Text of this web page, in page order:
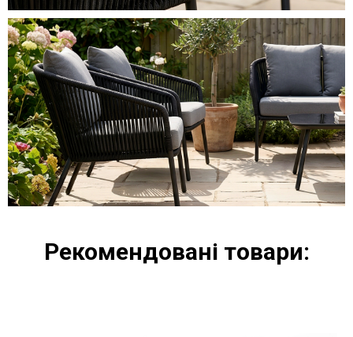
Рекомендовані товари: